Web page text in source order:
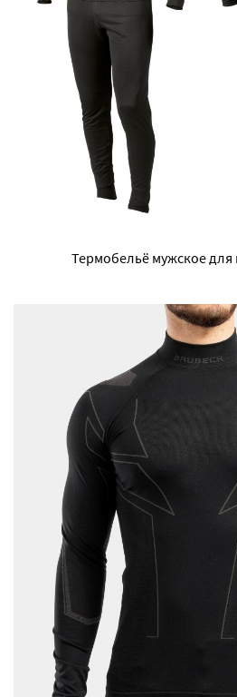
Термобельё мужское для